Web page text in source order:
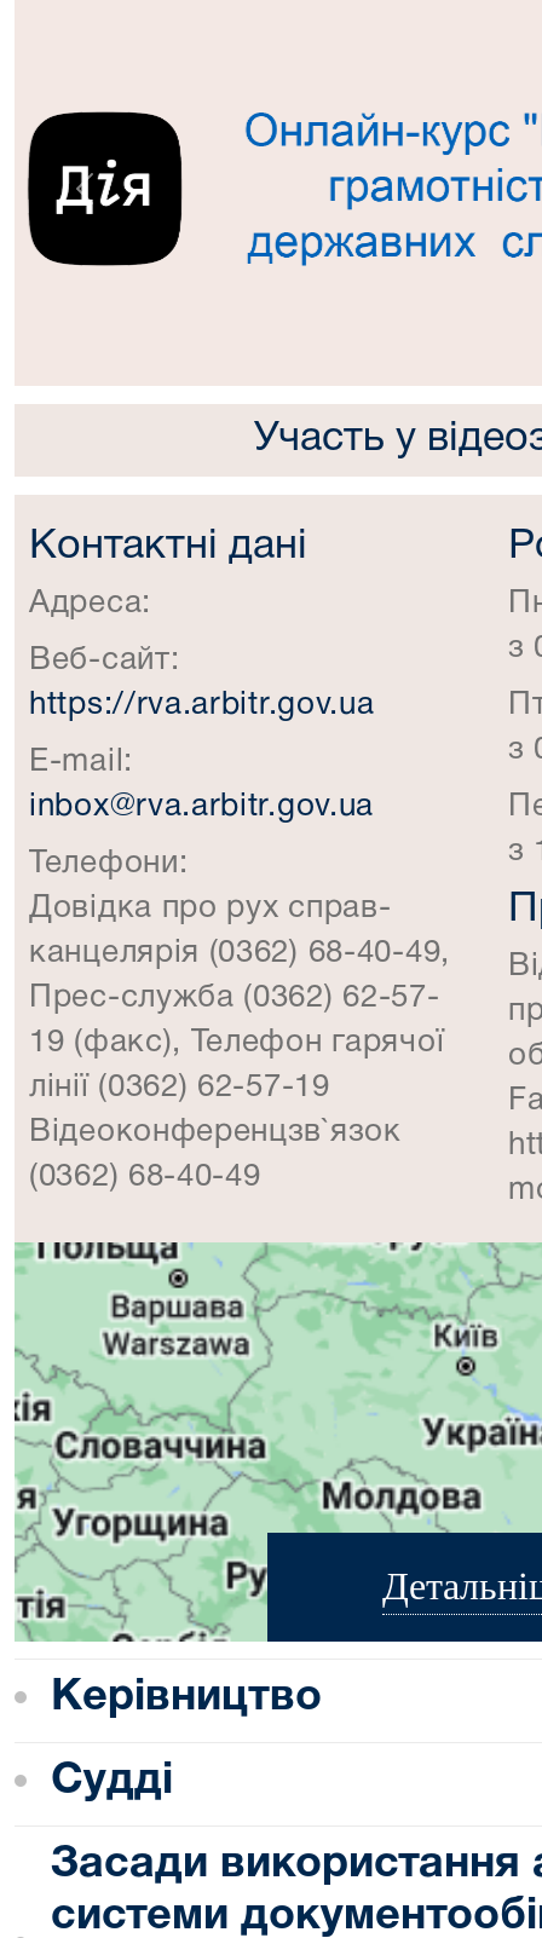
Попередній
Участь у
Контактні дані
Адреса:
Веб-сайт:
https://rva.arbitr.gov.ua
E-mail:
inbox@rva.arbitr.gov.ua
Телефони:
Довідка про рух справ-
канцелярія (0362) 68-40-49,
Прес-служба (0362) 62-57-
19 (факс), Телефон гарячої
лінії (0362) 62-57-19
Відеоконференцзв`язок
(0362) 68-40-49
з
з
з
Керівництво
Судді
Засади використання
системи